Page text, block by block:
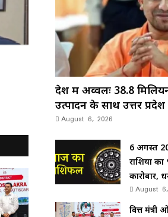
देश में अव्वलः 38.8
उत्पादन के साथ उत्तर प्रदेश
August 6, 2026
6 अगस्त
राशियों
कारोबार,
August
वित्त मंत्री